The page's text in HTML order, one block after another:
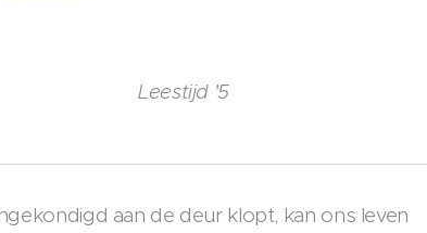
Leestijd '5
aan de deur klopt, kan ons leven